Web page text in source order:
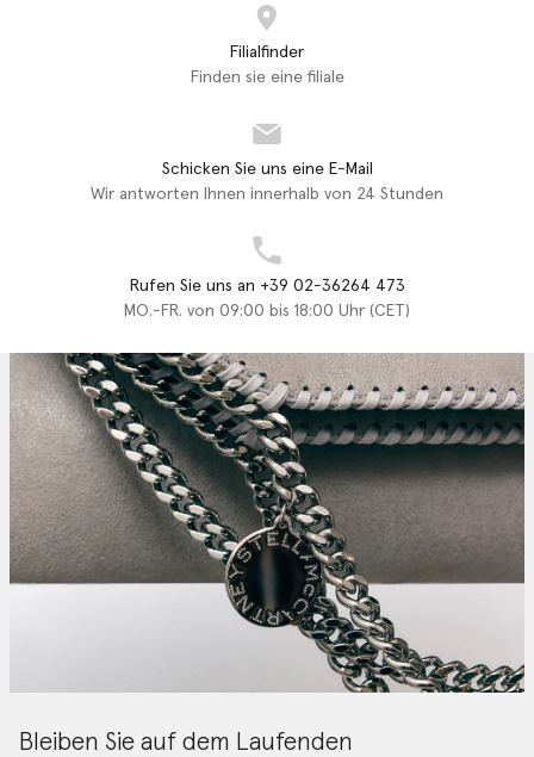
Filialfinder
Finden sie eine filiale
Schicken Sie uns eine E-Mail
Wir antworten Ihnen innerhalb von 24 Stunden
Rufen Sie uns an +39 02-36264 473
MO.-FR. von 09:00 bis 18:00 Uhr (CET)
Bleiben Sie auf dem Laufenden